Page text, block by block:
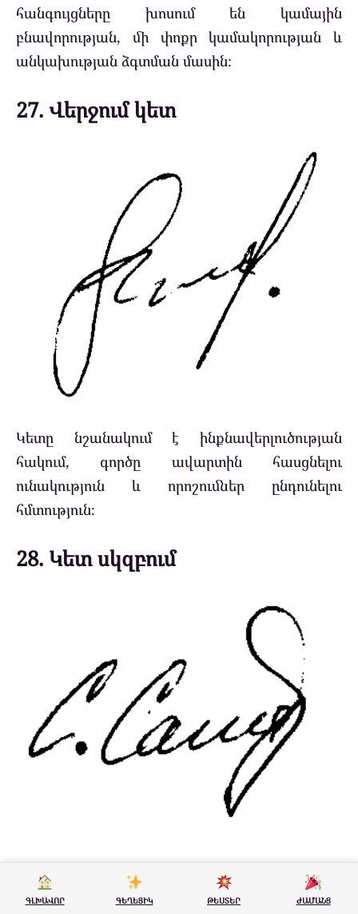
հանգույցները խոսում են կամային
բնավորության, մի փոքր կամակորության և
անկախության ձգտման մասին։
27. Վերջում կետ
Կետը նշանակում է ինքնավերլուծության
հակում, գործը ավարտին հասցնելու
ունակություն և որոշումներ ընդունելու
հմտություն։
28. Կետ սկզբում
են տեղեկացված լինել, ովքեր երբեք չեն
ԳԼԽԱՎՈՐ ԳԵՂԵՑԻԿ ԹԵՍՏԵՐ ԺԱՄԱՆՑ